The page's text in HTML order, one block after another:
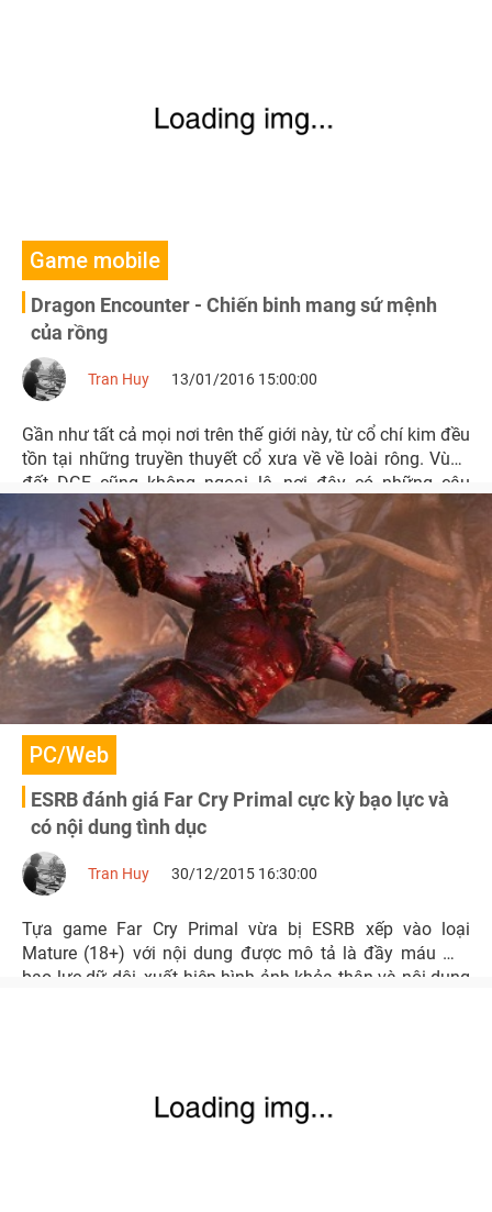
Game mobile
Dragon Encounter - Chiến binh mang sứ mệnh
của rồng
Tran Huy 13/01/2016 15:00:00
Gần như tất cả mọi nơi trên thế giới này, từ cổ chí kim đều
tồn tại những truyền thuyết cổ xưa về về loài rông. Vùng
đất DGE cũng không ngoại lệ, nơi đây có những câu
chuyện kỳ bí của riêng mình.
PC/Web
ESRB đánh giá Far Cry Primal cực kỳ bạo lực và
có nội dung tình dục
Tran Huy 30/12/2015 16:30:00
Tựa game Far Cry Primal vừa bị ESRB xếp vào loại
Mature (18+) với nội dung được mô tả là đầy máu me,
bạo lực dữ dội, xuất hiện hình ảnh khỏa thân và nội dung